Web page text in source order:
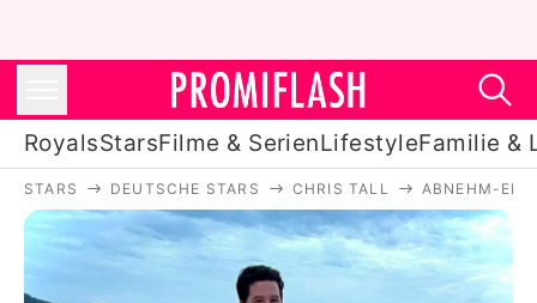
RoyalsStarsFilme & SerienLifestyleFamilie &
Royals
Stars
STARS DEUTSCHE STARS CHRIS TALL ABNEHM-